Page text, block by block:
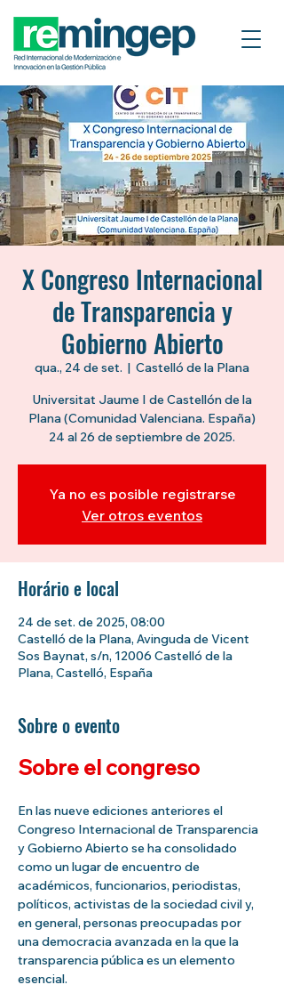
X Congreso Internacional
de Transparencia y
Gobierno Abierto
qua., 24 de set.
  |
Castelló de la Plana
Universitat Jaume I de Castellón de la
Plana (Comunidad Valenciana. España)
24 al 26 de septiembre de 2025.
Ya no es posible registrarse
Ver otros eventos
Horário e local
24 de set. de 2025, 08:00
Castelló de la Plana, Avinguda de Vicent
Sos Baynat, s/n, 12006 Castelló de la
Plana, Castelló, España
Sobre o evento
Sobre el congreso
En las nueve ediciones anteriores el
Congreso Internacional de Transparencia
y Gobierno Abierto se ha consolidado
como un lugar de encuentro de
académicos, funcionarios, periodistas,
políticos, activistas de la sociedad civil y,
en general, personas preocupadas por
una democracia avanzada en la que la
transparencia pública es un elemento
esencial.